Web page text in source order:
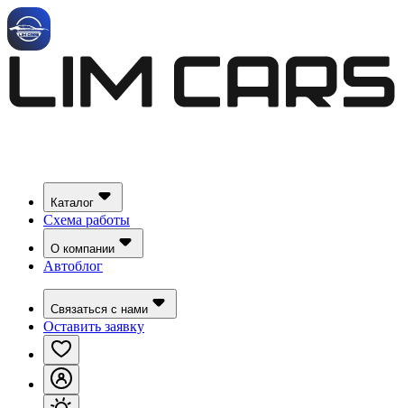
Каталог
Схема работы
О компании
Автоблог
Связаться с нами
Оставить заявку